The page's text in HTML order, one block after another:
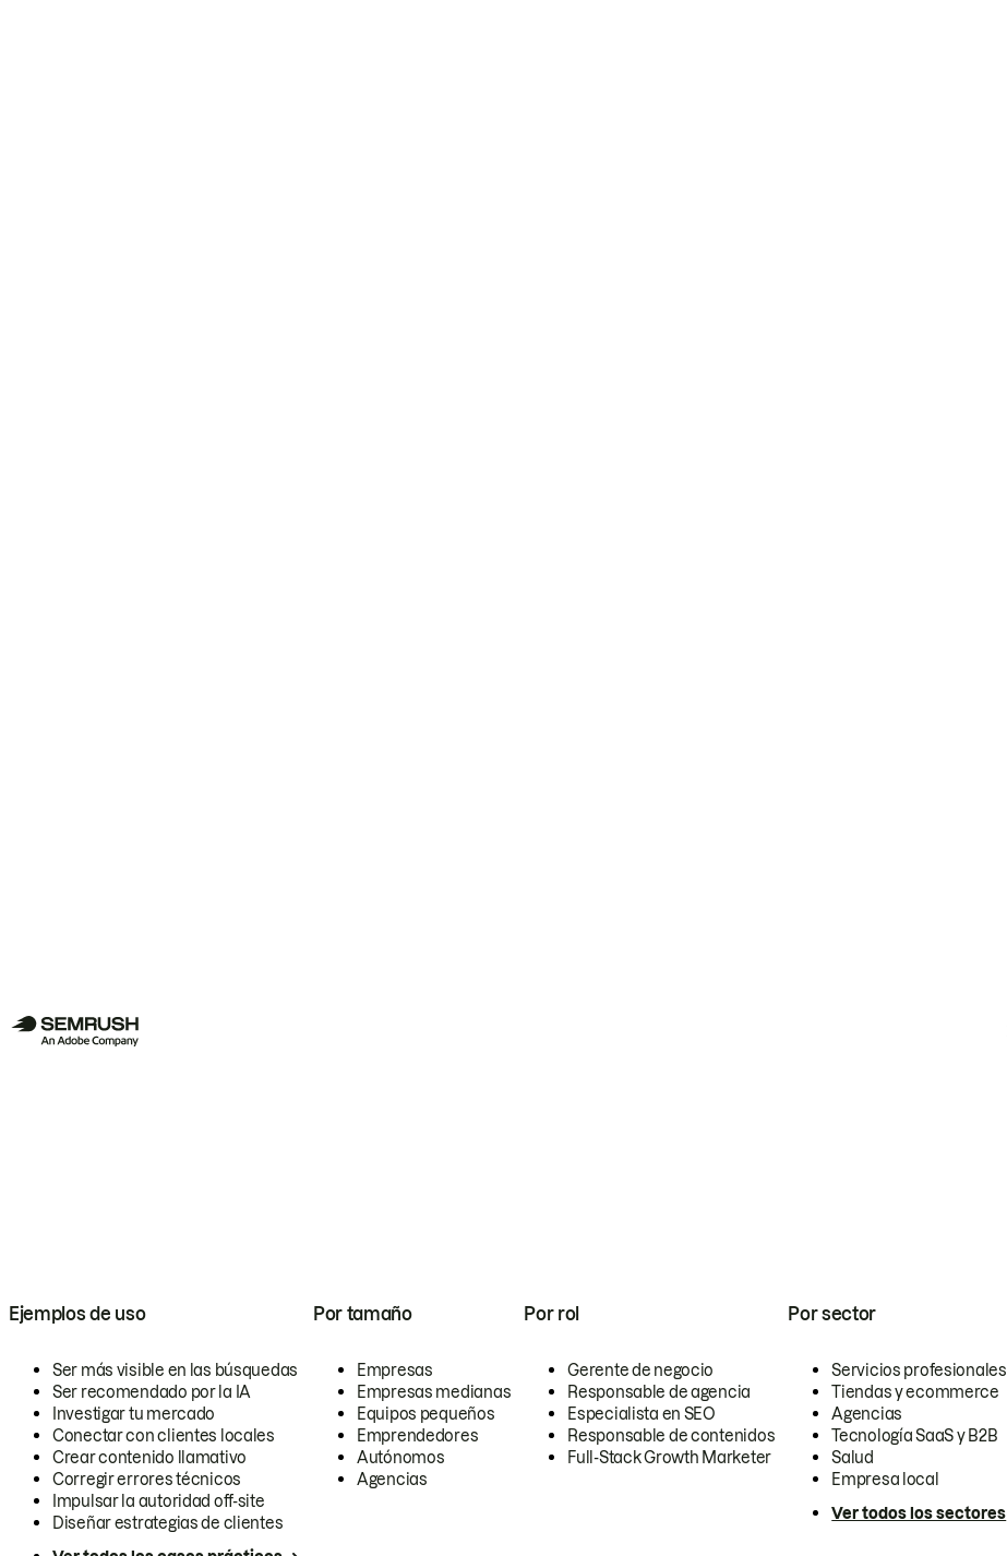
Ejemplos de uso
Ser más visible en las búsquedas
Ser recomendado por la IA
Investigar tu mercado
Conectar con clientes locales
Crear contenido llamativo
Corregir errores técnicos
Impulsar la autoridad off-site
Diseñar estrategias de clientes
Por tamaño
Empresas
Empresas medianas
Equipos pequeños
Emprendedores
Autónomos
Agencias
Por rol
Gerente de negocio
Responsable de agencia
Especialista en SEO
Responsable de contenidos
Full-Stack Growth Marketer
Por sector
Servicios profesionales
Tiendas y ecommerce
Agencias
Tecnología SaaS y B2B
Salud
Empresa local
Ver todos los sectores